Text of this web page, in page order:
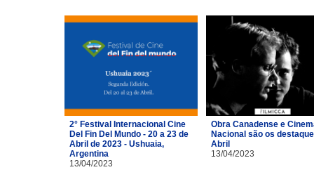
2° Festival Internacional Cine
Del Fin Del Mundo - 20 a 23 de
Abril de 2023 - Ushuaia,
Argentina
13/04/2023
Obra Canadense e
Nacional são os
Abril
13/04/2023